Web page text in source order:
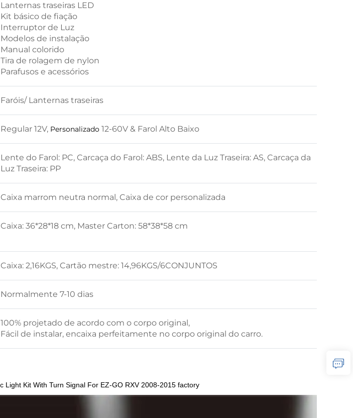
Lanternas traseiras LED
Kit básico de fiação
Interruptor de Luz
Modelos de instalação
Manual colorido
Tira de rolagem de nylon
Parafusos e acessórios
Faróis/ Lanternas traseiras
Regular 12V, Personalizado 12-60V & Farol Alto Baixo
Lente do Farol: PC, Carcaça do Farol: ABS, Lente da Luz Traseira: AS, Carcaça da
Luz Traseira: PP
Caixa marrom neutra normal, Caixa de cor personalizada
Caixa: 36*28*18 cm, Master Carton: 58*38*58 cm
Caixa: 2,16KGS, Cartão mestre: 14,96KGS/6CONJUNTOS
Normalmente 7-10 dias
100% projetado de acordo com o corpo original,
Fácil de instalar, encaixa perfeitamente no corpo original do carro.